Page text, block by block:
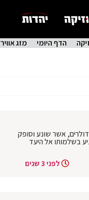
הדף היומי מזג אוויר
אשר שונע וסופק
בשלמותו אל היעד
לפני 3 שנים